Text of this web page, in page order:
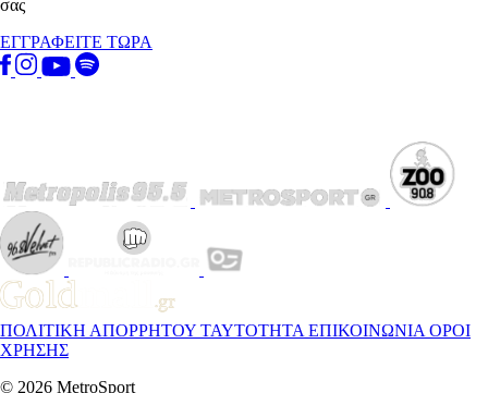
σας
ΕΓΓΡΑΦΕΙΤΕ ΤΩΡΑ
ΠΟΛΙΤΙΚΗ ΑΠΟΡΡΗΤΟΥ ΤΑΥΤΟΤΗΤΑ ΕΠΙΚΟΙΝΩΝΙΑ ΟΡΟΙ
ΧΡΗΣΗΣ
© 2026 MetroSport